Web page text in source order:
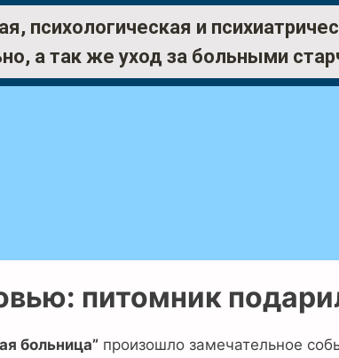
психологическая и
а так же уход за больными
питомник
больница” произошло замечательное